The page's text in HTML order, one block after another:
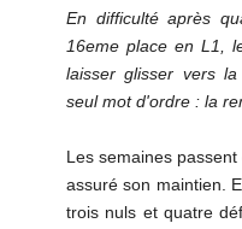
En difficulté après
16eme place en L1,
laisser glisser vers
seul mot d'ordre : la
Les semaines passent
assuré son maintien.
trois nuls et quatre